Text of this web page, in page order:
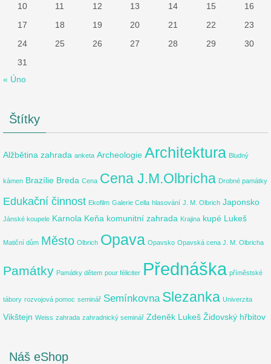
10
11 12 13 14 15
16
17
18 19 20 21 22
23
24
25 26 27 28 29
30
31
« Úno
Štítky
Alžbětina zahrada anketa Archeologie Architektura Bludný
kámen Brazílie Breda Cena Cena J.M.Olbricha Drobné památky
Edukační činnost Ekofilm Galerie Cella hlasování J. M. Olbrich Japonsko
Jánské koupele Karnola Keňa komunitní zahrada Krajina kupé Lukeš
Matiční dům Město Olbrich Opava Opavsko Opavská cena J. M. Olbricha
Památky Památky dětem pour féliciter Přednáška příměstské
tábory rozvojová pomoc seminář Semínkovna Slezanka Univerzita
Vikštejn Weiss zahrada zahradnický seminář Zdeněk Lukeš Židovský hřbitov
Náš eShop